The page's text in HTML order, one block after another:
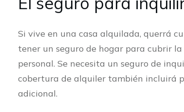
Si vive en una casa alquilada, querrá
tener un seguro de hogar para cubrir
personal. Se necesita un seguro de
cobertura de alquiler también incluirá
adicional.